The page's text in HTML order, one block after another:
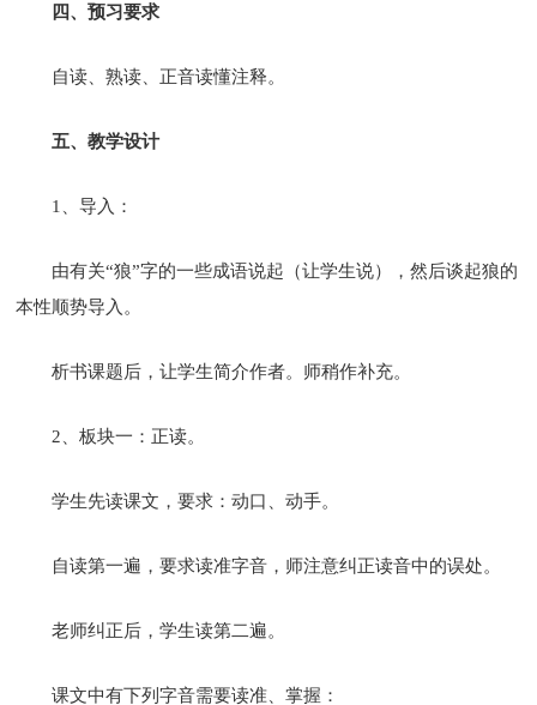
四、预习要求
自读、熟读、正音读懂注释。
五、教学设计
1、导入：
由有关“狼”字的一些成语说起（让学生说），然后谈起狼的
本性顺势导入。
析书课题后，让学生简介作者。师稍作补充。
2、板块一：正读。
学生先读课文，要求：动口、动手。
自读第一遍，要求读准字音，师注意纠正读音中的误处。
老师纠正后，学生读第二遍。
课文中有下列字音需要读准、掌握：